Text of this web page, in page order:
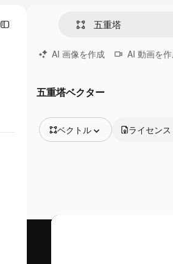
AI 画像を作成 AI 動画を
五重塔ベクター
ベクトル
動画
ライセンス